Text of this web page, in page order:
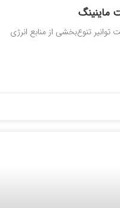
ماینینگ
تنوع‌بخشی از منابع انرژی